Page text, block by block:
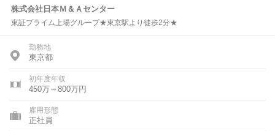
株式会社日本Ｍ＆Ａセンター
東証プライム上場グループ★東京駅より徒歩2分★
勤務地
東京都
初年度年収
450万～800万円
雇用形態
正社員